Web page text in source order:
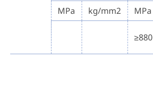
MPa
kg/mm2 MPa
≥880